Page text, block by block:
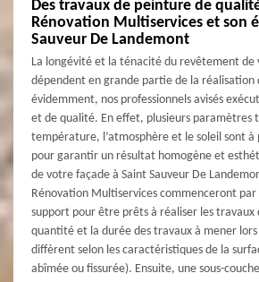
Des travaux de peinture de
Rénovation Multiservices et son
Sauveur De Landemont
La longévité et la ténacité du revêtement de
dépendent en grande partie de la réalisation
évidemment, nos professionnels avisés
et de qualité. En effet, plusieurs paramètres
température, l’atmosphère et le soleil sont
pour garantir un résultat homogène et
de votre façade à Saint Sauveur De
Rénovation Multiservices commenceront
support pour être prêts à réaliser les travaux
quantité et la durée des travaux à mener
diffèrent selon les caractéristiques de la
abîmée ou fissurée). Ensuite, une sous-